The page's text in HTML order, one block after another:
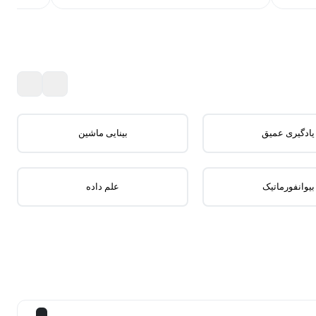
یادگیری عمیق بینایی ماشین
بیوانفورماتیک علم داده